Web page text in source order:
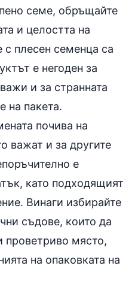
семе, обръщайте
и целостта на
с плесен семенца са
е негоден за
и за странната
на пакета.
почива на
важат и за другите
е
като подходящият
Винаги избирайте
съдове, които да
проветриво място,
на опаковката на